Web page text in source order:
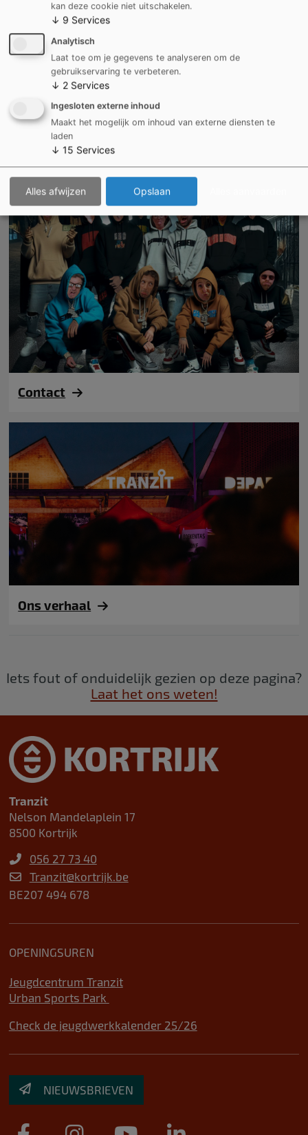
Ons eigen events & activiteiten in beeld
Contact
Ons verhaal
Iets fout of onduidelijk gezien op deze pagina?
Laat het ons weten!
Tranzit
Nelson Mandelaplein 17
8500 Kortrijk
056 27 73 40
Tranzit@kortrijk.be
BE207 494 678
OPENINGSUREN
Jeugdcentrum Tranzit
Urban Sports Park
Check de jeugdwerkkalender 25/26
NIEUWSBRIEVEN
kan deze cookie niet uitschakelen.
↓ 9 Services
Analytisch
Laat toe om je gegevens te analyseren om de
gebruikservaring te verbeteren.
↓ 2 Services
Ingesloten externe inhoud
Maakt het mogelijk om inhoud van externe diensten te
laden
↓ 15 Services
Alles afwijzen Opslaan